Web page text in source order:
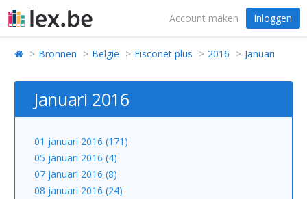
Account maken Inloggen
Bronnen België Fisconet plus 2016 Januari
Januari 2016
01 januari 2016 (171)
05 januari 2016 (4)
07 januari 2016 (8)
08 januari 2016 (24)